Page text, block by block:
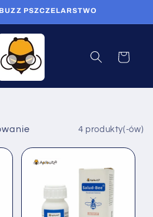
PSZCZELARSTWO
Koszyk
4 produkty(-ów)